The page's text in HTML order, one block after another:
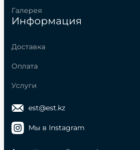
Галерея
Информация
Доставка
Оплата
Услуги
est@est.kz
Мы в Instagram